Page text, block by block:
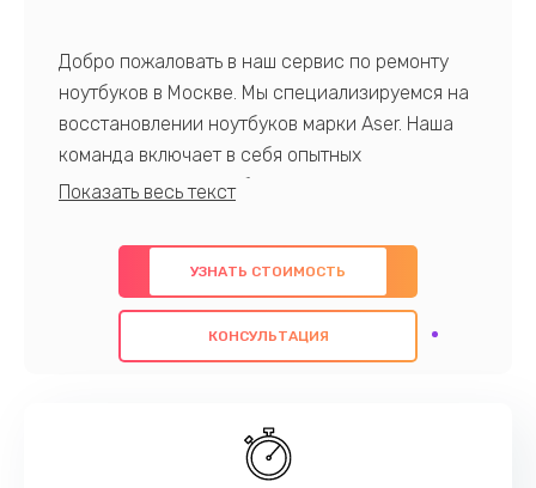
Добро пожаловать в наш сервис по ремонту
ноутбуков в Москве. Мы специализируемся на
восстановлении ноутбуков марки Aser. Наша
команда включает в себя опытных
профессионалов с обширными знаниями и
предлагаем быстрый и качественный ремонт с
использованием оригинальных компонентов, а
также гарантируем качество всех
проведенных работ. Наша цель - предоставить
наилучшим образом. Не медлите записаться на
УЗНАТЬ СТОИМОСТЬ
КОНСУЛЬТАЦИЯ